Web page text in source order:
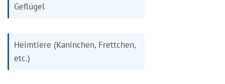
Geflügel
Heimtiere (Kaninchen, Frettchen,
etc.)